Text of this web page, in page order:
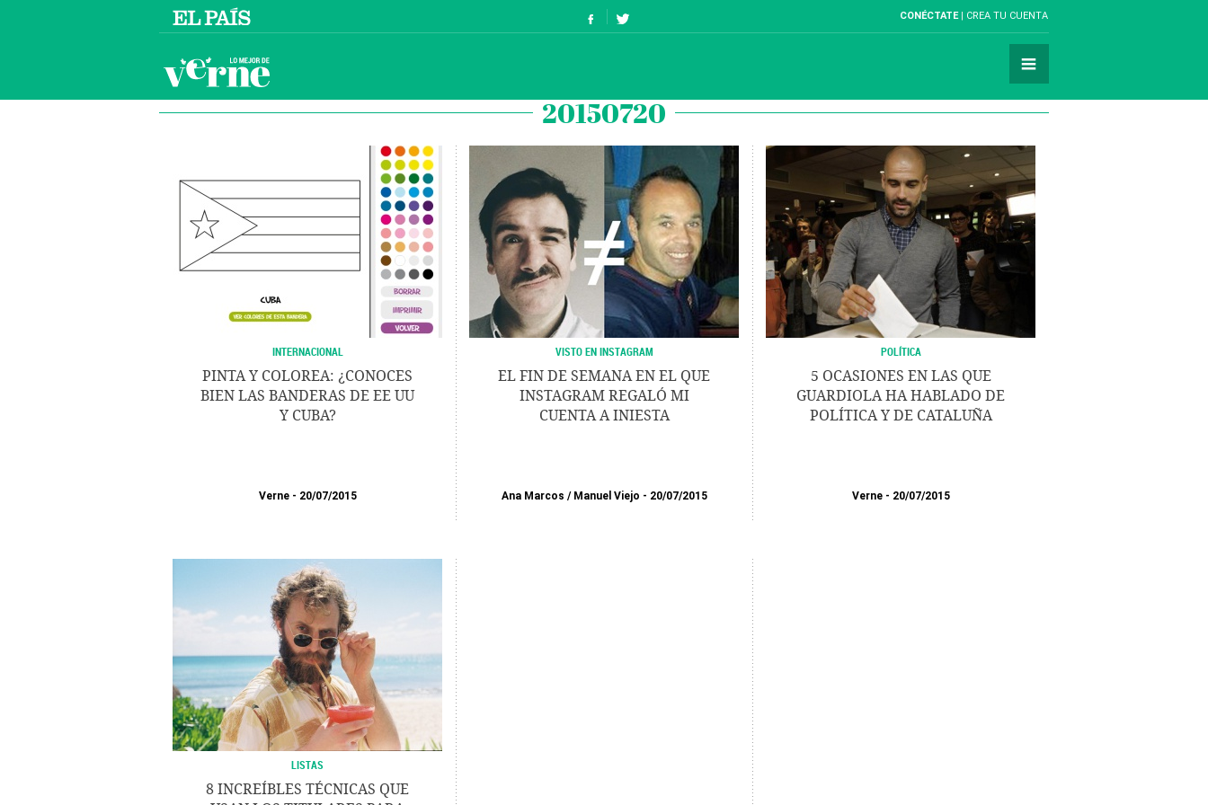
CONÉCTATE CREA TU CUENTA
20150720
INTERNACIONAL
PINTA Y COLOREA: ¿CONOCES
BIEN LAS BANDERAS DE EE UU
Y CUBA?
Verne 20/07/2015
VISTO EN INSTAGRAM
EL FIN DE SEMANA EN EL QUE
INSTAGRAM REGALÓ MI
CUENTA A INIESTA
Ana Marcos / Manuel Viejo 20/07/2015
POLÍTICA
5 OCASIONES EN LAS QUE
GUARDIOLA HA HABLADO DE
POLÍTICA Y DE CATALUÑA
Verne 20/07/2015
LISTAS
8 INCREÍBLES TÉCNICAS QUE